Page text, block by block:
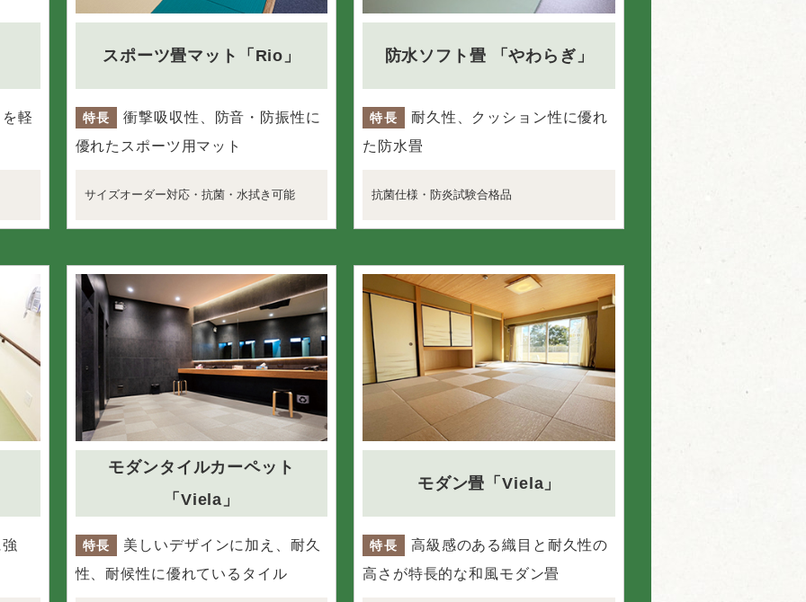
軽
スポーツ畳マット「Rio」
特長
衝撃吸収性、防音・防振性に
優れたスポーツ用マット
サイズオーダー対応・抗菌・水拭き可能
防水ソフト畳 「やわらぎ」
特長
耐久性、クッション性に優れ
た防水畳
抗菌仕様・防炎試験合格品
モダンタイルカーペット
「Viela」
特長
美しいデザインに加え、耐久
性、耐候性に優れているタイル
モダン畳「Viela」
特長
高級感のある織目と耐久性の
高さが特長的な和風モダン畳